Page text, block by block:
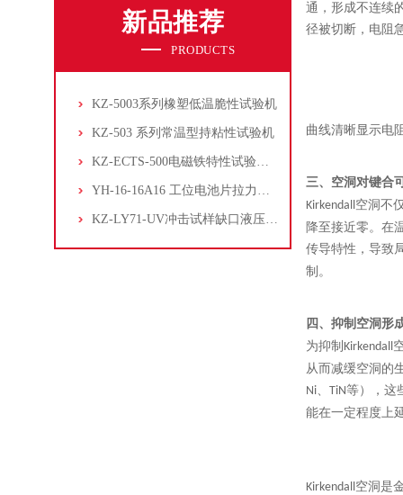
新品推荐
PRODUCTS
KZ-5003系列橡塑低温脆性试验机
KZ-503 系列常温型持粘性试验机
KZ-ECTS-500电磁铁特性试验系统
YH-16-16A16 工位电池片拉力试验机
KZ-LY71-UV冲击试样缺口液压拉床
通，形成不连续
径被切断，电阻
曲线清晰显示电
三、 空洞对键合
Kirkendall空洞不
降至接近零。在
传导特性，导致
制。
四、 抑制空洞形
为抑制 Kirkendall
从而减缓空洞的
Ni、 TiN等），这
能在一定程度上
Kirkendall空洞是